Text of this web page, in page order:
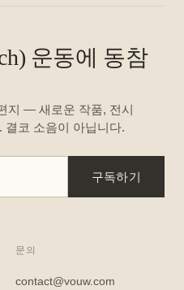
운동에 동참
지 — 새로운 작품, 전시
결코 소음이 아닙니다.
구독하기
문의
contact@vouw.com